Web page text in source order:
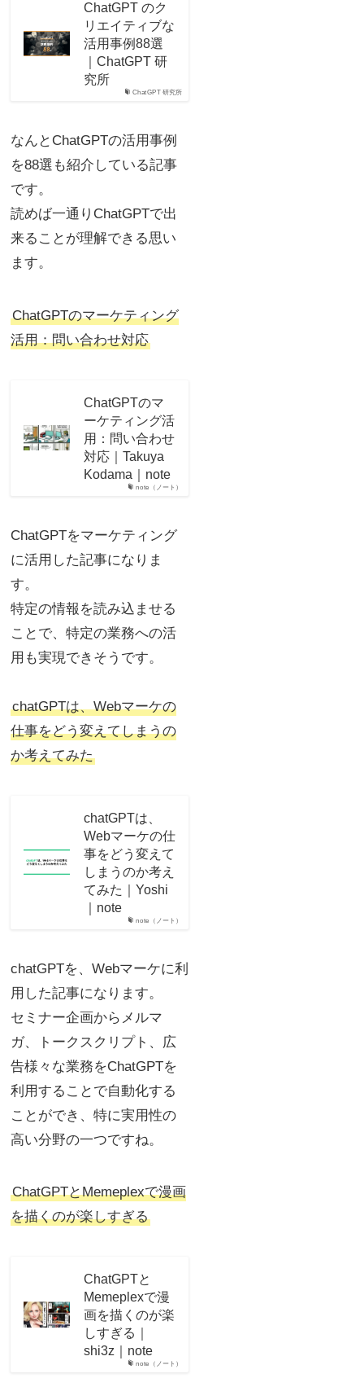
ChatGPT 研究所
ChatGPT のク
リエイティブな
活用事例88選
｜ChatGPT 研
究所
なんとChatGPTの活用事例
を88選も紹介している記事
です。
読めば一通りChatGPTで出
来ることが理解できる思い
ます。
ChatGPTのマーケティング
活用：問い合わせ対応
note（ノート）
ChatGPTのマ
ーケティング活
用：問い合わせ
対応｜Takuya
Kodama｜note
ChatGPTをマーケティング
に活用した記事になりま
す。
特定の情報を読み込ませる
ことで、特定の業務への活
用も実現できそうです。
chatGPTは、Webマーケの
仕事をどう変えてしまうの
か考えてみた
note（ノート）
chatGPTは、
Webマーケの仕
事をどう変えて
しまうのか考え
てみた｜Yoshi
｜note
chatGPTを、Webマーケに利
用した記事になります。
セミナー企画からメルマ
ガ、トークスクリプト、広
告様々な業務をChatGPTを
利用することで自動化する
ことができ、特に実用性の
高い分野の一つですね。
ChatGPTとMemeplexで漫画
を描くのが楽しすぎる
note（ノート）
ChatGPTと
Memeplexで漫
画を描くのが楽
しすぎる｜
shi3z｜note